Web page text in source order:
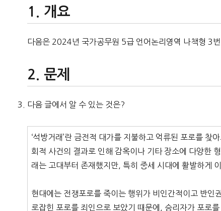
개요
다음은 2024년 국가공무원 5급 언어논리영역 나책형 3번
문제
다음 글에서 알 수 있는 것은?
‘석방거래’란 금전적 대가를 지불하고 억류된 포로를
회적 사건의 결과로 인해 감옥이나 기타 장소에 다양한
래는 고대부터 존재했지만, 특히 중세 시대에 활발하게
현대에는 전쟁포로를 죽이는 행위가 비인간적이고 반
로잡힌 포로를 죄인으로 보았기 때문에, 승리자가 포로